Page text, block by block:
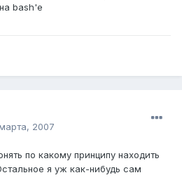
bash'е
2007
по какому принципу находить
я уж как-нибудь сам